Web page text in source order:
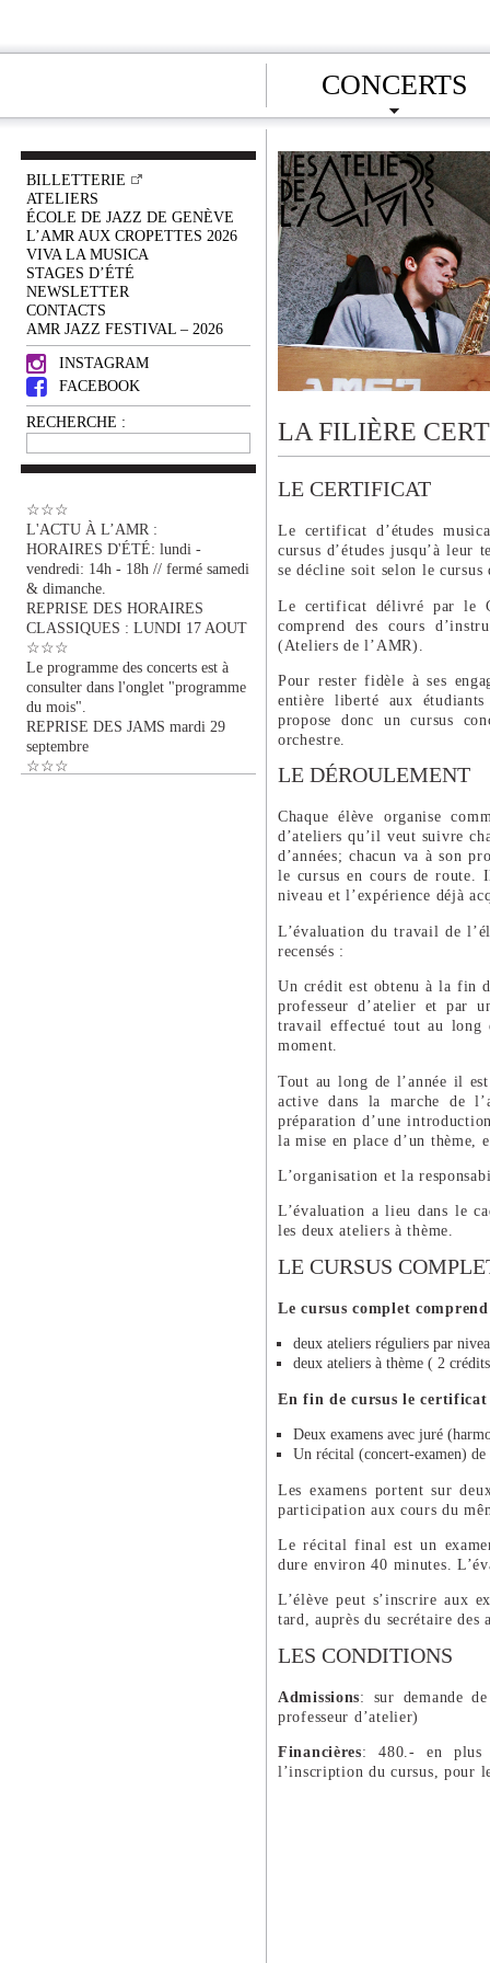
CONCERTS
BILLETTERIE
ATELIERS
ÉCOLE DE JAZZ DE GENÈVE
L’AMR AUX CROPETTES 2026
VIVA LA MUSICA
STAGES D’ÉTÉ
NEWSLETTER
CONTACTS
AMR JAZZ FESTIVAL – 2026
INSTAGRAM
FACEBOOK
RECHERCHE :
☆☆☆
L'ACTU À L’AMR :
HORAIRES D'ÉTÉ: lundi -
vendredi: 14h - 18h // fermé samedi
& dimanche.
REPRISE DES HORAIRES
CLASSIQUES : LUNDI 17 AOUT
☆☆☆
Le programme des concerts est à
consulter dans l'onglet "programme
du mois".
REPRISE DES JAMS mardi 29
septembre
☆☆☆
LA FILIÈRE
LE CERTIFICAT
Le certificat d’études
cursus d’études jusqu’à leur
se décline soit selon le
Le certificat délivré par le
comprend des cours
(Ateliers de l’AMR).
Pour rester fidèle à ses
entière liberté aux
propose donc un cursus
orchestre.
LE DÉROULEMENT
Chaque élève organise
d’ateliers qu’il veut suivre
d’années; chacun va à son
le cursus en cours de route.
niveau et l’expérience déjà
L’évaluation du travail de
recensés :
Un crédit est obtenu à la fin
professeur d’atelier et par
travail effectué tout au long
moment.
Tout au long de l’année il
active dans la marche de
préparation d’une
la mise en place d’un thème,
L’organisation et la
L’évaluation a lieu dans le
les deux ateliers à thème.
LE CURSUS
Le cursus complet
deux ateliers réguliers par
deux ateliers à thème ( 2
En fin de cursus le
Deux examens avec juré
Un récital (concert-examen)
Les examens portent sur
participation aux cours du
Le récital final est un
dure environ 40 minutes.
L’élève peut s’inscrire aux
tard, auprès du secrétaire des
LES CONDITIONS
Admissions: sur demande
professeur d’atelier)
Financières: 480.- en plus
l’inscription du cursus, pour